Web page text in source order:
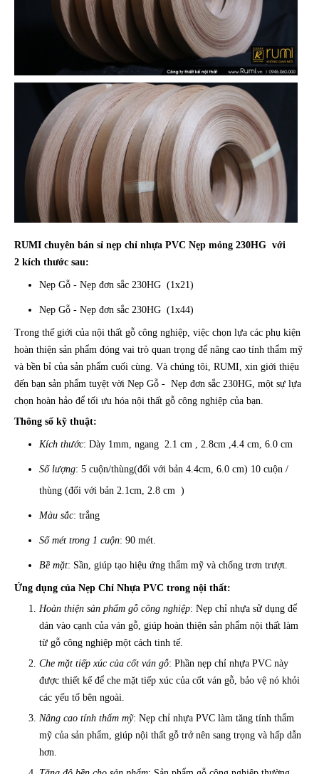
RUMI chuyên bán sỉ nẹp chỉ nhựa PVC Nẹp mỏng 230HG với
2 kích thước sau:
Nẹp Gỗ - Nẹp đơn sắc 230HG (1x21)
Nẹp Gỗ - Nẹp đơn sắc 230HG (1x44)
Trong thế giới của nội thất gỗ công nghiệp, việc chọn lựa các phụ kiện
hoàn thiện sản phẩm đóng vai trò quan trọng để nâng cao tính thẩm mỹ
và bền bỉ của sản phẩm cuối cùng. Và chúng tôi, RUMI, xin giới thiệu
đến bạn sản phẩm tuyệt vời Nẹp Gỗ - Nẹp đơn sắc 230HG, một sự lựa
chọn hoàn hảo để tối ưu hóa nội thất gỗ công nghiệp của bạn.
Thông số kỹ thuật:
Kích thước: Dày 1mm, ngang 2.1 cm , 2.8cm ,4.4 cm, 6.0 cm
Số lượng: 5 cuộn/thùng(đối với bản 4.4cm, 6.0 cm) 10 cuộn /
thùng (đối với bản 2.1cm, 2.8 cm )
Màu sắc: trắng
Số mét trong 1 cuộn: 90 mét.
Bề mặt: Sần, giúp tạo hiệu ứng thẩm mỹ và chống trơn trượt.
Ứng dụng của Nẹp Chỉ Nhựa PVC trong nội thất:
Hoàn thiện sản phẩm gỗ công nghiệp: Nẹp chỉ nhựa sử dụng để
dán vào cạnh của ván gỗ, giúp hoàn thiện sản phẩm nội thất làm
từ gỗ công nghiệp một cách tinh tế.
Che mặt tiếp xúc của cốt ván gỗ: Phần nẹp chỉ nhựa PVC này
được thiết kế để che mặt tiếp xúc của cốt ván gỗ, bảo vệ nó khỏi
các yếu tố bên ngoài.
Nâng cao tính thẩm mỹ: Nẹp chỉ nhựa PVC làm tăng tính thẩm
mỹ của sản phẩm, giúp nội thất gỗ trở nên sang trọng và hấp dẫn
hơn.